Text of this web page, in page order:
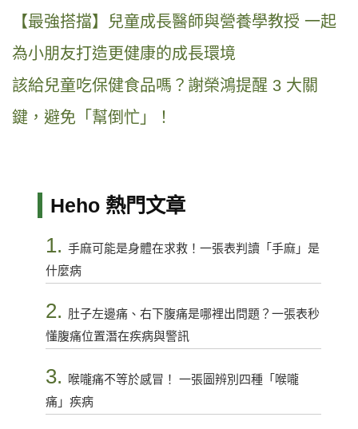
【最強搭擋】兒童成長醫師與營養學教授 一起
為小朋友打造更健康的成長環境
該給兒童吃保健食品嗎？謝榮鴻提醒 3 大關
鍵，避免「幫倒忙」！
Heho 熱門文章
1. 手麻可能是身體在求救！一張表判讀「手麻」是
什麼病
2. 肚子左邊痛、右下腹痛是哪裡出問題？一張表秒
懂腹痛位置潛在疾病與警訊
3.
喉嚨痛不等於感冒！ 一張圖辨別四種「喉嚨
痛」疾病